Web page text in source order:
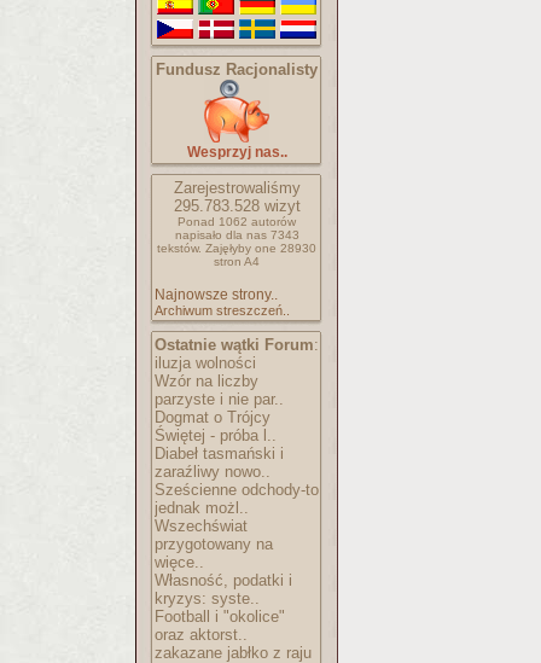
Fundusz Racjonalisty
Wesprzyj nas..
Zarejestrowaliśmy
295.783.528wizyt
Ponad 1062 autorów
napisało dla nas 7343
tekstów. Zajęłyby one 28930
stron A4
Najnowsze strony..
Archiwum streszczeń..
Ostatnie wątki Forum:
iluzja wolności
Wzór na liczby
parzyste i nie par..
Dogmat o Trójcy
Świętej - próba l..
Diabeł tasmański i
zaraźliwy nowo..
Sześcienne odchody-to
jednak możl..
Wszechświat
przygotowany na
więce..
Własność, podatki i
kryzys: syste..
Football i "okolice"
oraz aktorst..
zakazane jabłko z raju